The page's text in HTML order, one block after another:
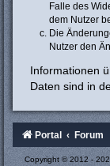
Falle des
dem Nutzer
Die
Nutzer den
Informationen
Daten sind in
Portal Forum
Copyright © 2012 -